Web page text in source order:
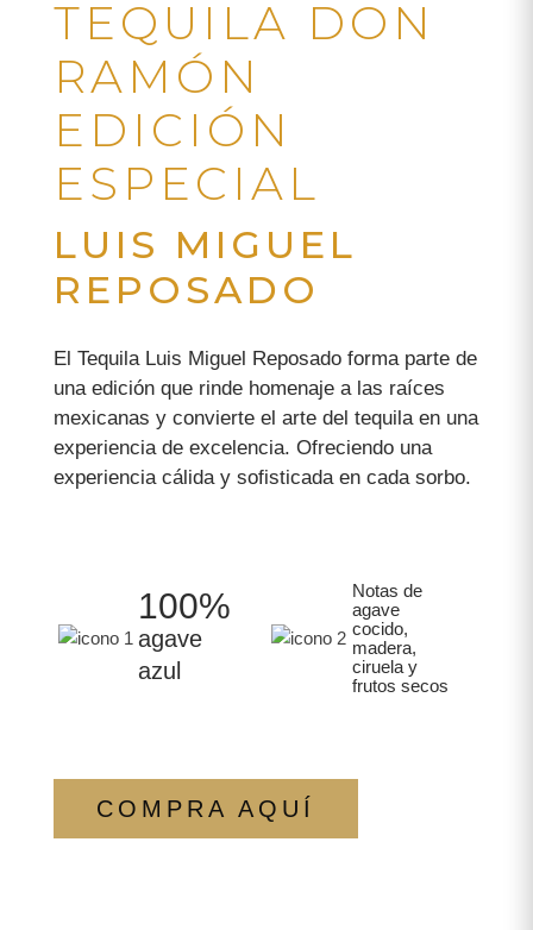
TEQUILA DON
RAMÓN
EDICIÓN
ESPECIAL
LUIS MIGUEL
REPOSADO
El Tequila Luis Miguel Reposado forma parte de
una edición que rinde homenaje a las raíces
mexicanas y convierte el arte del tequila en una
experiencia de excelencia. Ofreciendo una
experiencia cálida y sofisticada en cada sorbo.
100%
agave
azul
Notas de
agave
cocido,
madera,
ciruela y
frutos secos
COMPRA AQUÍ